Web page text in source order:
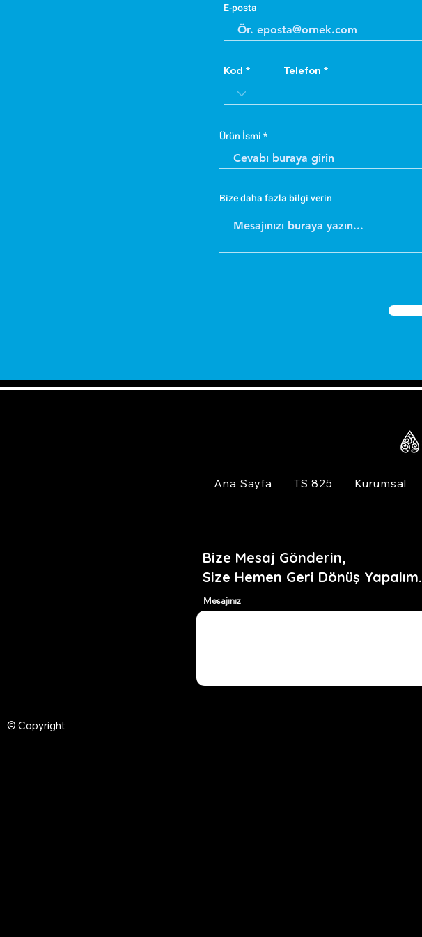
E-posta
Kod Telefon
Ürün İsmi
Bize daha fazla bilgi verin
Ana Sayfa TS 825 Kurumsal
Bize Mesaj Gönderin,
Size Hemen Geri Dönüş Yapalım.
Mesajınız
© Copyright